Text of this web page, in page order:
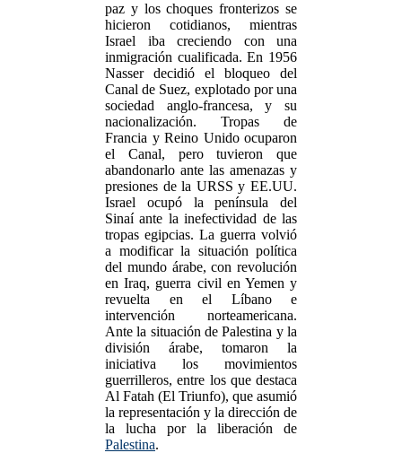
paz y los choques fronterizos se
hicieron cotidianos, mientras
Israel iba creciendo con una
inmigración cualificada. En 1956
Nasser decidió el bloqueo del
Canal de Suez, explotado por una
sociedad anglo-francesa, y su
nacionalización. Tropas de
Francia y Reino Unido ocuparon
el Canal, pero tuvieron que
abandonarlo ante las amenazas y
presiones de la URSS y EE.UU.
Israel ocupó la península del
Sinaí ante la inefectividad de las
tropas egipcias. La guerra volvió
a modificar la situación política
del mundo árabe, con revolución
en Iraq, guerra civil en Yemen y
revuelta en el Líbano e
intervención norteamericana.
Ante la situación de Palestina y la
división árabe, tomaron la
iniciativa los movimientos
guerrilleros, entre los que destaca
Al Fatah (El Triunfo), que asumió
la representación y la dirección de
la lucha por la liberación de
Palestina.